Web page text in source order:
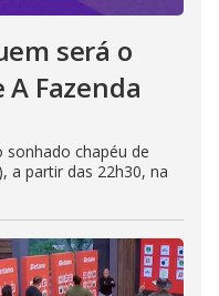
será o
Fazenda
sonhado chapéu de
a partir das 22h30, na